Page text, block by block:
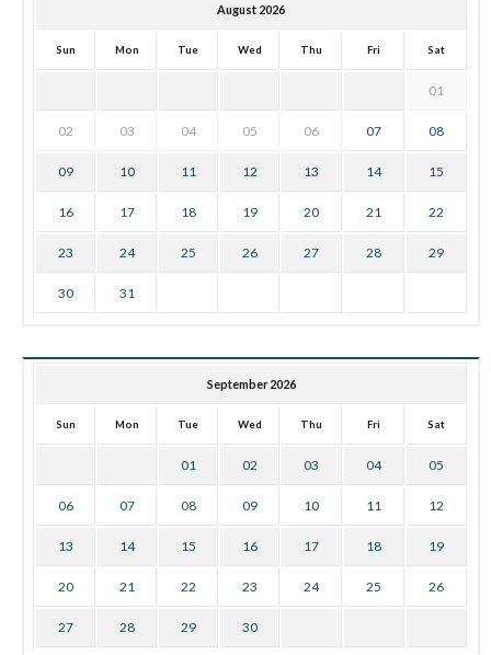
August 2026
Sun Mon Tue Wed Thu Fri Sat
01
02 03 04 05 06 07 08
09 10 11 12 13 14 15
16 17 18 19 20 21 22
23 24 25 26 27 28 29
30 31
September 2026
Sun Mon Tue Wed Thu Fri Sat
01 02 03 04 05
06 07 08 09 10 11 12
13 14 15 16 17 18 19
20 21 22 23 24 25 26
27 28 29 30